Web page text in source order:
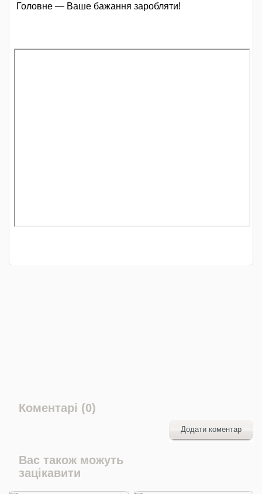
Головне — Ваше бажання заробляти!
Коментарі (0)
Додати коментар
Вас також можуть
зацікавити